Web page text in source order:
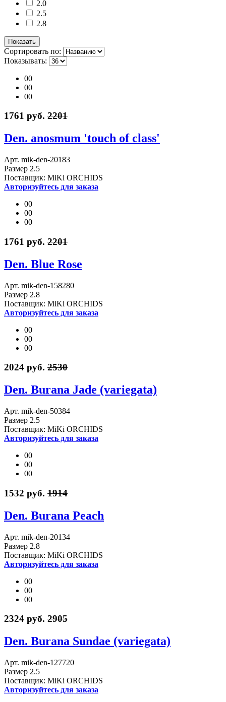
2.0
2.5
2.8
Сортировать по:
Показывать:
00
00
00
1761 руб. 2201
Den. anosmum 'touch of class'
Арт. mik-den-20183
Размер 2.5
Поставщик: MiKi ORCHIDS
Авторизуйтесь для заказа
00
00
00
1761 руб. 2201
Den. Blue Rose
Арт. mik-den-158280
Размер 2.8
Поставщик: MiKi ORCHIDS
Авторизуйтесь для заказа
00
00
00
2024 руб. 2530
Den. Burana Jade (variegata)
Арт. mik-den-50384
Размер 2.5
Поставщик: MiKi ORCHIDS
Авторизуйтесь для заказа
00
00
00
1532 руб. 1914
Den. Burana Peach
Арт. mik-den-20134
Размер 2.8
Поставщик: MiKi ORCHIDS
Авторизуйтесь для заказа
00
00
00
2324 руб. 2905
Den. Burana Sundae (variegata)
Арт. mik-den-127720
Размер 2.5
Поставщик: MiKi ORCHIDS
Авторизуйтесь для заказа